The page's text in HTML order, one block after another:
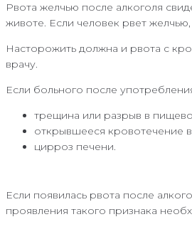
Рвота желчью после алкоголя
животе. Если человек рвет
Насторожить должна и рвота с
врачу.
Если больного после
трещина или разрыв в
открывшееся кровотечение
цирроз печени.
Если появилась рвота после
проявления такого признака